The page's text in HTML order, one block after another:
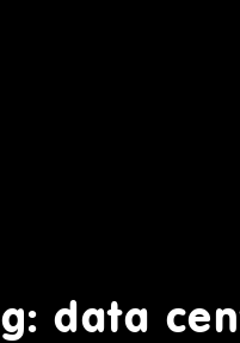
data